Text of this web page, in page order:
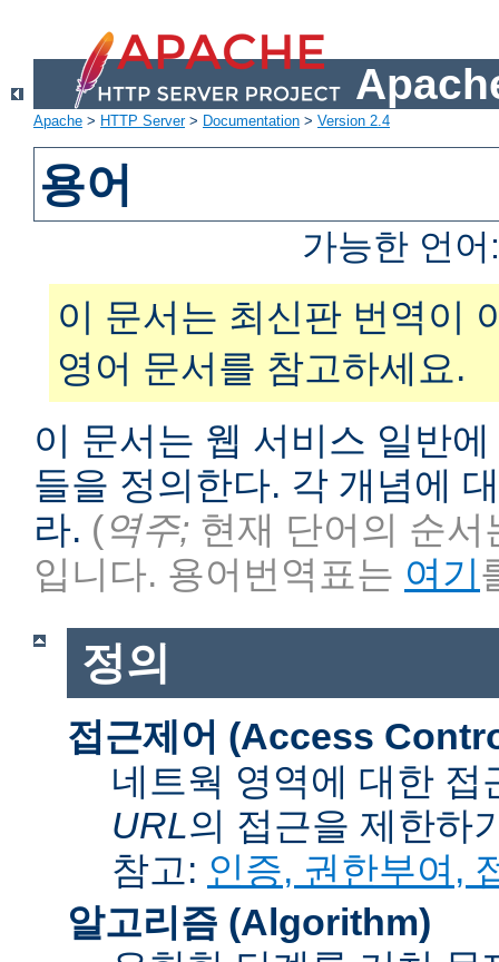
Apache > HTTP Server> Documentation > Version 2.4
용어
가능한 언
이 문서는 최신판 번역이
영어 문서를 참고하세요.
이 문서는 웹 서비스 일반
들을 정의한다. 각 개념에
라. (역주; 현재 단어의 순
입니다. 용어번역표는 여기
정의
접근제어 (Access
네트웍 영역에 대한
URL의 접근을 제한하
참고: 인증, 권한부여,
알고리즘 (Algorithm)